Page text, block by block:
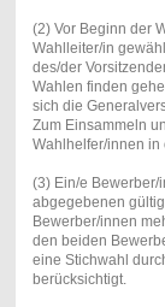
(2) Vor Beginn der
Wahlleiter/in
des/der
Wahlen finden
sich die
Zum Einsammeln
Wahlhelfer/innen in
(3) Ein/e Bewerber/
abgegebenen
Bewerber/innen
den beiden
eine Stichwahl
berücksichtigt.